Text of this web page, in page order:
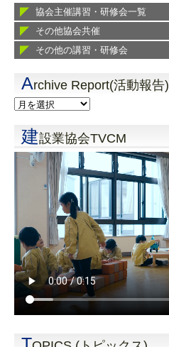
協会主催講習・研修会一覧
その他協会共催
その他の講習・研修会
Archive Report(活動報告)
建設業協会TVCM